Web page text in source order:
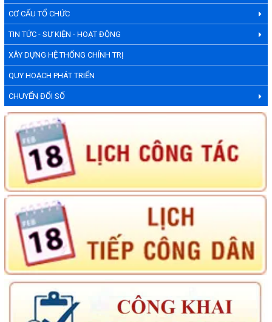
CƠ CẤU TỔ CHỨC
TIN TỨC - SỰ KIỆN - HOẠT ĐỘNG
XÂY DỰNG HỆ THỐNG CHÍNH TRỊ
QUY HOẠCH PHÁT TRIỂN
CHUYỂN ĐỔI SỐ